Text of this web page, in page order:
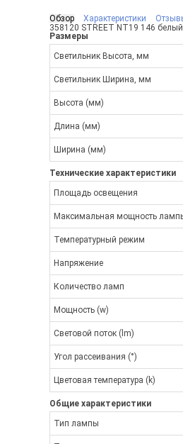
Обзор Характеристики
358120 STREET NT19 146
Размеры
Светильник Высота, мм
Светильник Ширина, мм
Высота (мм)
Длина (мм)
Ширина (мм)
Технические характеристики
Площадь освещения
Максимальная мощность
Температурный режим
Напряжение
Количество ламп
Мощность (w)
Световой поток (lm)
Угол рассеивания (°)
Цветовая температура (k)
Общие характеристики
Тип лампы